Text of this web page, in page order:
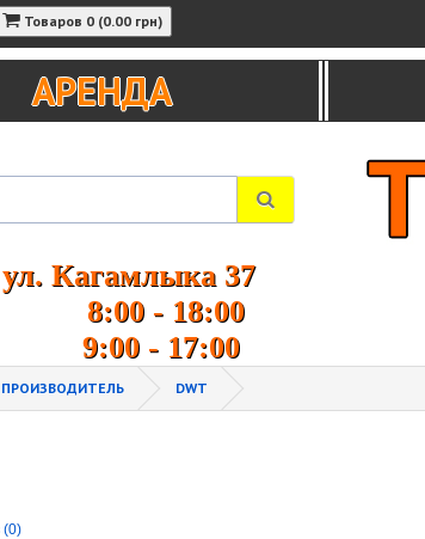
Товаров 0 (0.00 грн)
АРЕНДА
Кагамлыка 37
- 18:00
9:00 - 17:00
ПРОИЗВОДИТЕЛЬ DWT
(0)